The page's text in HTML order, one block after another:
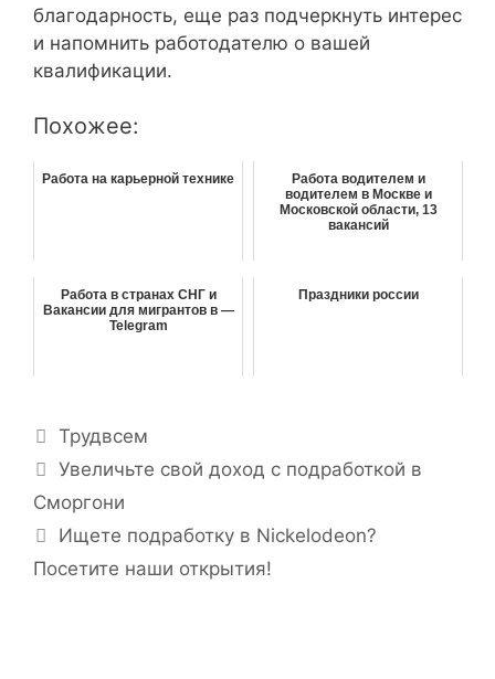
благодарность, еще раз подчеркнуть интерес
и напомнить работодателю о вашей
квалификации.
Похожее:
Работа на карьерной технике
Работа водителем и
водителем в Москве и
Московской области, 13
вакансий
Работа в странах СНГ и
Вакансии для мигрантов в —
Telegram
Праздники россии
Р
у
р
и
к
Трудвсем
Н
а
и
г
Увеличьте свой доход с подработкой в ​​
Сморгони
Ищете подработку в Nickelodeon?
Посетите наши открытия!